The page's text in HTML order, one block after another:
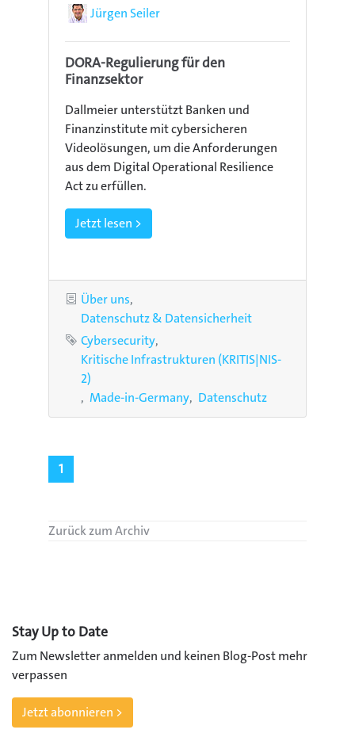
AutorJürgen Seiler
DORA-Regulierung für den
Finanzsektor
Dallmeier unterstützt Banken und
Finanzinstitute mit cybersicheren
Videolösungen, um die Anforderungen
aus dem Digital Operational Resilience
Act zu erfüllen.
Jetzt lesen >
Kategorien
Über uns
Datenschutz & Datensicherheit
Schlagworte
Cybersecurity
Kritische Infrastrukturen (KRITIS|NIS-
2)
Made-in-Germany Datenschutz
1
Zurück zum Archiv
Stay Up to Date
Zum Newsletter anmelden und keinen Blog-Post mehr
verpassen
Jetzt abonnieren >